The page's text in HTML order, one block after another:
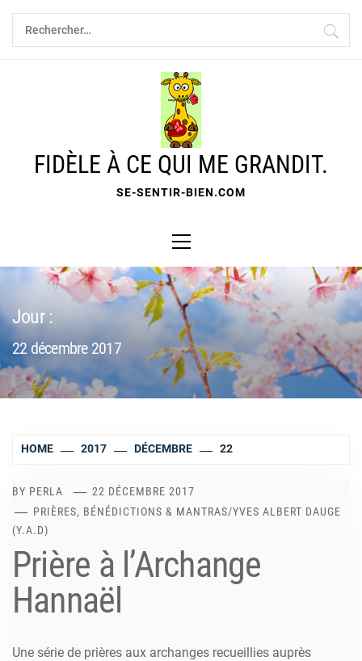
Skip
content
Rechercher :
FIDÈLE À CE QUI ME GRANDIT.
SE-SENTIR-BIEN.COM
Menu
Jour :
22 décembre 2017
HOME 2017 DÉCEMBRE 22
BY PERLA
22 DÉCEMBRE 2017
PRIÈRES, BÉNÉDICTIONS & MANTRAS/YVES ALBERT DAUGE
(Y.A.D)
Prière à l’Archange
Hannaël
Une série de prières aux archanges recueillies auprès